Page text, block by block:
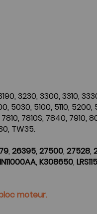
3230, 3300, 3310,
5100, 5110,
7810S, 7840,
TW35.
, 26395, 27500, 27528,
, K308650, LRS115
moteur.